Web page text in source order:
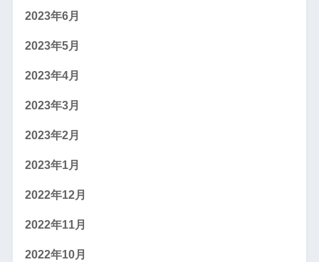
2023年6月
2023年5月
2023年4月
2023年3月
2023年2月
2023年1月
2022年12月
2022年11月
2022年10月